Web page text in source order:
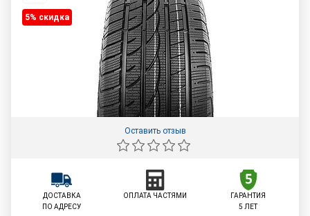
5% cкидка
Оставить отзыв
ДОСТАВКА
ПО АДРЕСУ
ОПЛАТА ЧАСТЯМИ
ГАРАНТИЯ
5 ЛЕТ